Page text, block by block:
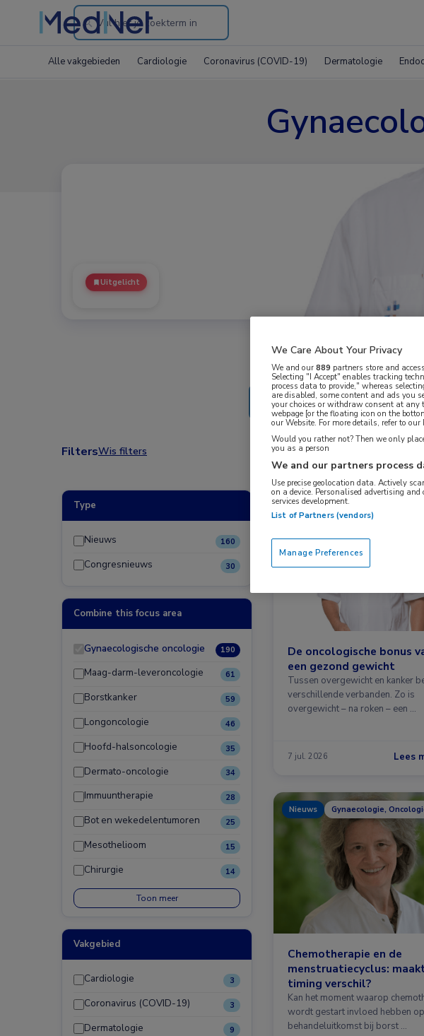
Search
the
Alle vakgebieden Cardiologie Coronavirus (COVID-19) Dermatologie
Uitgelicht
FiltersWis filters
Type
Nieuws 160
Congresnieuws 30
Combine this focus area
Gynaecologische oncologie 190
Maag-darm-leveroncologie 61
Borstkanker 59
Longoncologie 46
Hoofd-halsoncologie 35
Dermato-oncologie 34
Immuuntherapie 28
Bot en wekedelentumoren 25
Mesothelioom 15
Chirurgie 14
Toon meer
Vakgebied
Cardiologie 3
Coronavirus (COVID-19) 3
Dermatologie 9
Nieuws
De oncologische bonus
een gezond gewicht
Tussen overgewicht en kanker
verschillende verbanden. Zo is
overgewicht – na roken – een …
7 jul. 2026 Lees
Nieuws Gynaecologie,
Chemotherapie en de
menstruatiecyclus:
timing verschil?
Kan het moment waarop
wordt gestart invloed hebben
behandeluitkomst bij borst …
We Care About Your Privacy
We and our889 partners store and
Selecting "I Accept" enables tracking
process data to provide," whereas
are disabled, some content and ads you
your choices or withdraw consent at any
webpage [or the floating icon on the
our Website. For more details, refer to our
Would you rather not? Then we only
you as a person
We and our partners process
Use precise geolocation data. Actively
on a device. Personalised advertising
services development.
List of Partners (vendors)
Manage Preferences